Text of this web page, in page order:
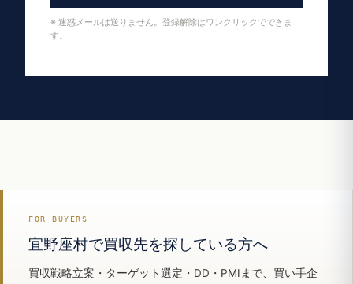
※ 迷惑メールは送りません。登録解除はワンクリックでできま
す。
FOR BUYERS
宜野座村で買収先を探している方へ
買収戦略立案・ターゲット選定・DD・PMIまで、買い手企